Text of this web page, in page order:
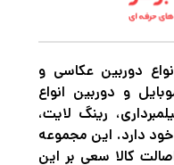
کم نور ایده آل
بر عمق میدان
دهد. یک طراحی
است که از شیشه
برای کاهش
برای وضوح و وضوح
دوربین عکاسی و
و دوربین انواع
رینگ لایت،
خود دارد. این مجموعه
کالا سعی بر این